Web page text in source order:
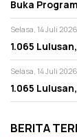
Buka
Selasa, 14 Juli
1.065
Selasa, 14 Juli
1.065
BERITA